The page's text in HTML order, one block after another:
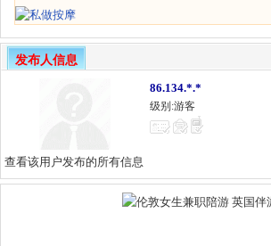
发布人信息
86.134.*.*
级别:游客
查看该用户发布的所有信息